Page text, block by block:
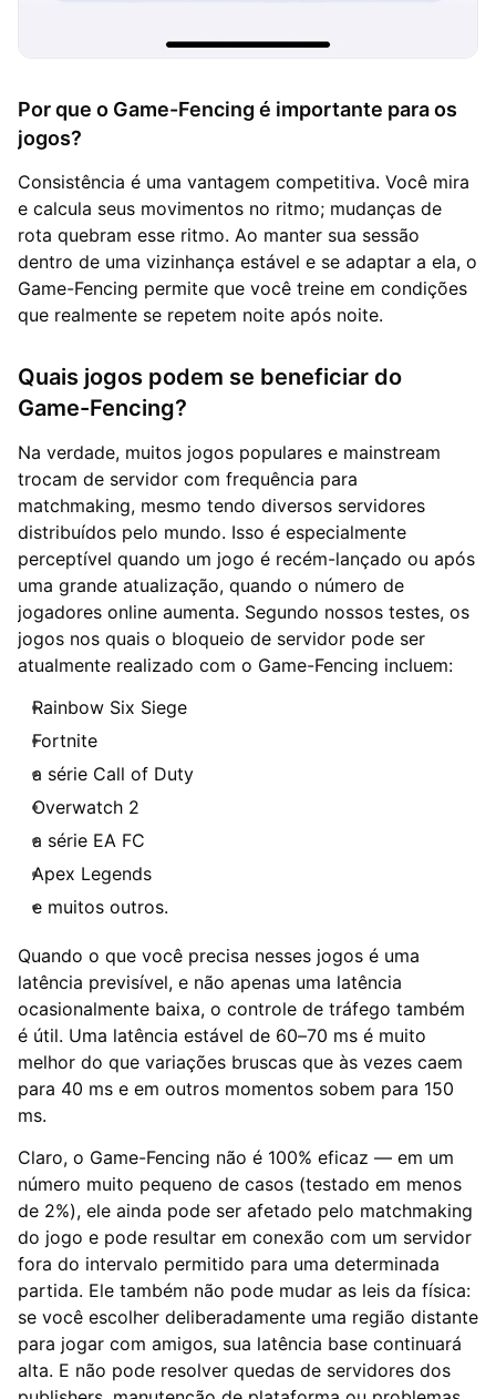
Por que o Game-Fencing é importante para os
jogos?
Consistência é uma vantagem competitiva. Você mira
e calcula seus movimentos no ritmo; mudanças de
rota quebram esse ritmo. Ao manter sua sessão
dentro de uma vizinhança estável e se adaptar a ela, o
Game-Fencing permite que você treine em condições
que realmente se repetem noite após noite.
Quais jogos podem se beneficiar do
Game-Fencing?
Na verdade, muitos jogos populares e mainstream
trocam de servidor com frequência para
matchmaking, mesmo tendo diversos servidores
distribuídos pelo mundo. Isso é especialmente
perceptível quando um jogo é recém-lançado ou após
uma grande atualização, quando o número de
jogadores online aumenta. Segundo nossos testes, os
jogos nos quais o bloqueio de servidor pode ser
atualmente realizado com o Game-Fencing incluem:
Rainbow Six Siege
Fortnite
a série Call of Duty
Overwatch 2
a série EA FC
Apex Legends
e muitos outros.
Quando o que você precisa nesses jogos é uma
latência previsível, e não apenas uma latência
ocasionalmente baixa, o controle de tráfego também
é útil. Uma latência estável de 60–70 ms é muito
melhor do que variações bruscas que às vezes caem
para 40 ms e em outros momentos sobem para 150
ms.
Claro, o Game-Fencing não é 100% eficaz — em um
número muito pequeno de casos (testado em menos
de 2%), ele ainda pode ser afetado pelo matchmaking
do jogo e pode resultar em conexão com um servidor
fora do intervalo permitido para uma determinada
partida. Ele também não pode mudar as leis da física:
se você escolher deliberadamente uma região distante
para jogar com amigos, sua latência base continuará
alta. E não pode resolver quedas de servidores dos